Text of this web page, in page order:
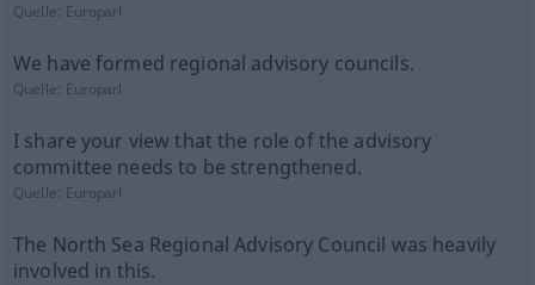
Quelle: Europarl
We have formed regional advisory councils.
Quelle: Europarl
I share your view that the role of the advisory
committee needs to be strengthened.
Quelle: Europarl
The North Sea Regional Advisory Council was heavily
involved in this.